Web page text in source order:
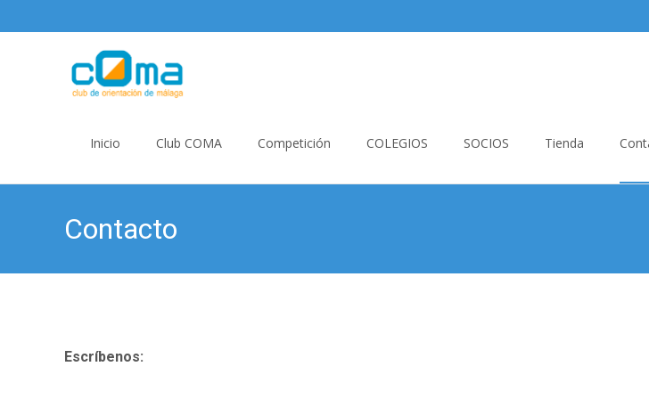
Inicio Club COMA Competición COLEGIOS SOCIOS Tienda
Contacto
Escríbenos: